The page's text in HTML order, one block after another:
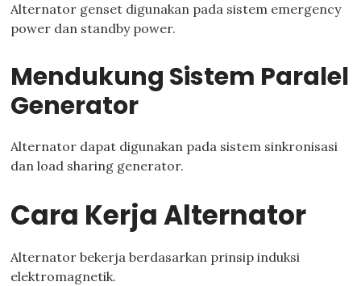
Alternator genset digunakan pada sistem emergency
power dan standby power.
Mendukung Sistem Paralel
Generator
Alternator dapat digunakan pada sistem sinkronisasi
dan load sharing generator.
Cara Kerja Alternator
Alternator bekerja berdasarkan prinsip induksi
elektromagnetik.